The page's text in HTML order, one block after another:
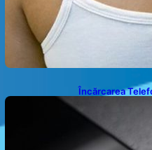
Încărcarea